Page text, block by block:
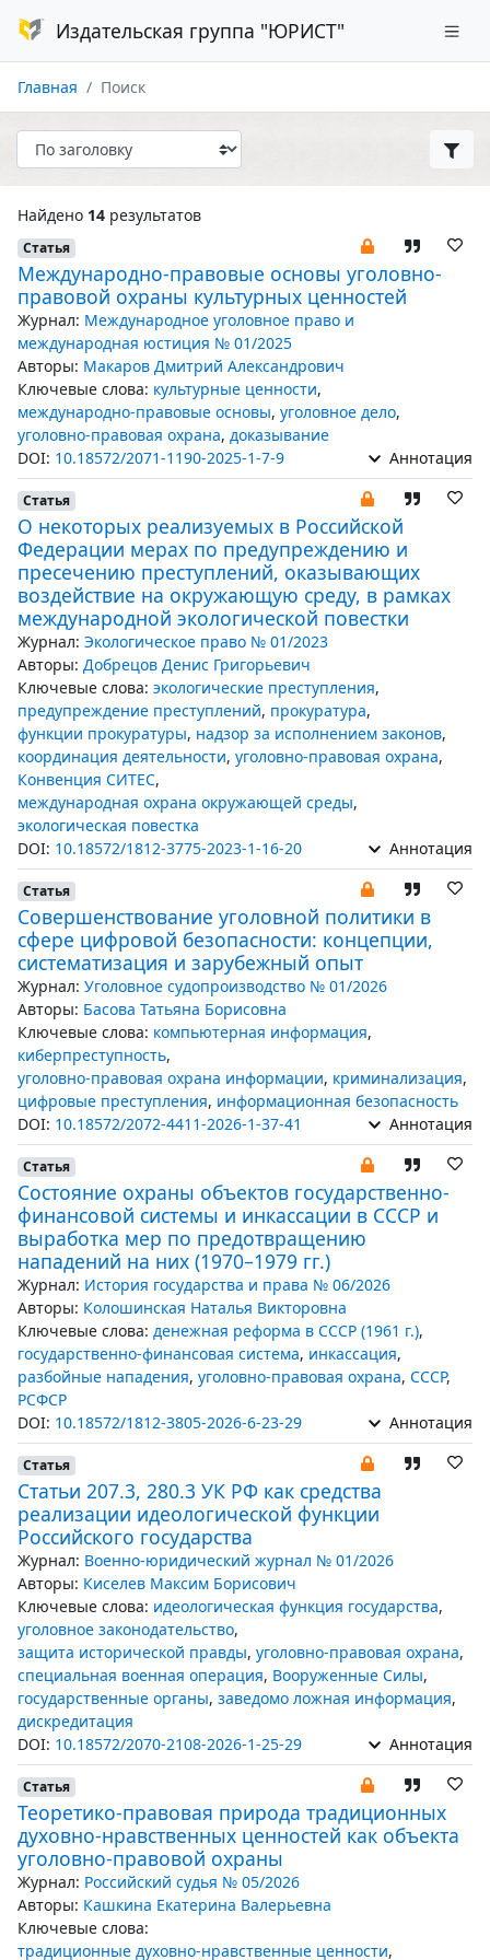
Издательская группа "ЮРИСТ"
Главная Поиск
Найдено 14 результатов
Статья
Международно-правовые основы уголовно-
правовой охраны культурных ценностей
Журнал: Международное уголовное право и
международная юстиция № 01/2025
Авторы: Макаров Дмитрий Александрович
Ключевые слова: культурные ценности,
международно-правовые основы, уголовное дело,
уголовно-правовая охрана, доказывание
DOI: 10.18572/2071-1190-2025-1-7-9 Аннотация
Статья
О некоторых реализуемых в Российской
Федерации мерах по предупреждению и
пресечению преступлений, оказывающих
воздействие на окружающую среду, в рамках
международной экологической повестки
Журнал: Экологическое право № 01/2023
Авторы: Добрецов Денис Григорьевич
Ключевые слова: экологические преступления,
предупреждение преступлений, прокуратура,
функции прокуратуры, надзор за исполнением законов,
координация деятельности, уголовно-правовая охрана,
Конвенция СИТЕС,
международная охрана окружающей среды,
экологическая повестка
DOI: 10.18572/1812-3775-2023-1-16-20 Аннотация
Статья
Совершенствование уголовной политики в
сфере цифровой безопасности: концепции,
систематизация и зарубежный опыт
Журнал: Уголовное судопроизводство № 01/2026
Авторы: Басова Татьяна Борисовна
Ключевые слова: компьютерная информация,
киберпреступность,
уголовно-правовая охрана информации, криминализация,
цифровые преступления, информационная безопасность
DOI: 10.18572/2072-4411-2026-1-37-41 Аннотация
Статья
Состояние охраны объектов государственно-
финансовой системы и инкассации в СССР и
выработка мер по предотвращению
нападений на них (1970–1979 гг.)
Журнал: История государства и права № 06/2026
Авторы: Колошинская Наталья Викторовна
Ключевые слова: денежная реформа в СССР (1961 г.),
государственно-финансовая система, инкассация,
разбойные нападения, уголовно-правовая охрана, СССР,
РСФСР
DOI: 10.18572/1812-3805-2026-6-23-29 Аннотация
Статья
Статьи 207.3, 280.3 УК РФ как средства
реализации идеологической функции
Российского государства
Журнал: Военно-юридический журнал № 01/2026
Авторы: Киселев Максим Борисович
Ключевые слова: идеологическая функция государства,
уголовное законодательство,
защита исторической правды, уголовно-правовая охрана,
специальная военная операция, Вооруженные Силы,
государственные органы, заведомо ложная информация,
дискредитация
DOI: 10.18572/2070-2108-2026-1-25-29 Аннотация
Статья
Теоретико-правовая природа традиционных
духовно-нравственных ценностей как объекта
уголовно-правовой охраны
Журнал: Российский судья № 05/2026
Авторы: Кашкина Екатерина Валерьевна
Ключевые слова:
традиционные духовно-нравственные ценности,